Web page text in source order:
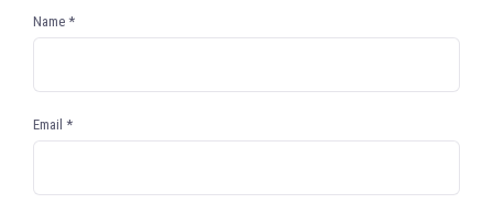
Name *
Email *